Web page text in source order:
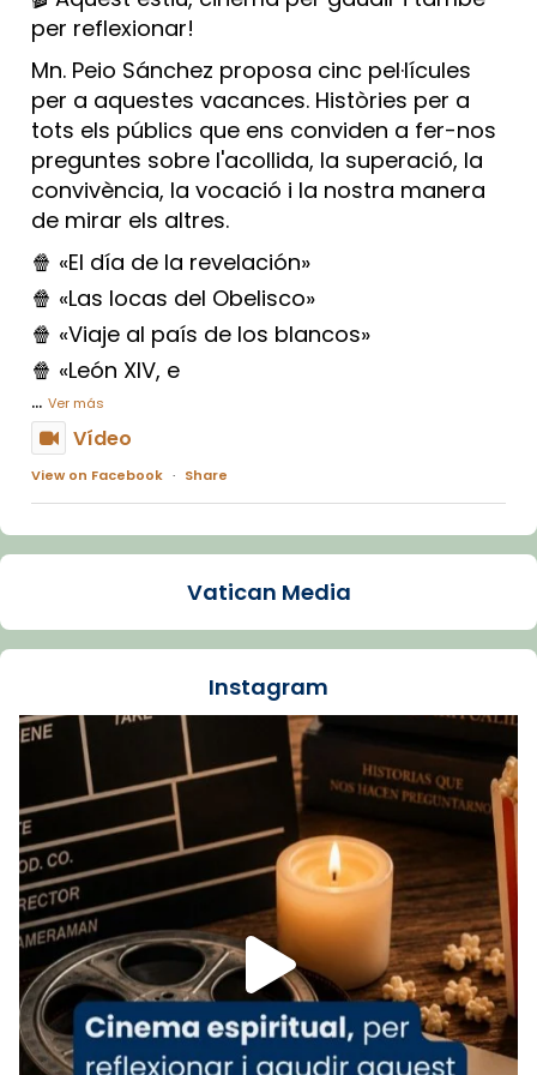
per reflexionar!
Mn. Peio Sánchez proposa cinc pel·lícules
per a aquestes vacances. Històries per a
tots els públics que ens conviden a fer-nos
preguntes sobre l'acollida, la superació, la
convivència, la vocació i la nostra manera
de mirar els altres.
🍿 «El día de la revelación»
🍿 «Las locas del Obelisco»
🍿 «Viaje al país de los blancos»
🍿 «León XIV, e
... Ver más
Vídeo
View on Facebook · Share
Arquebisbat de Barcelona
La Carmina va patir depressió. Fa gairebé
dos mesos, a l'Estadi Lluís Companys, la
Recupera l'entrevista comp
Vatican
tican News 👇
www.vaticannews.va/es/iglesia/news/2026-
07/carmina-historia-depresion-papa-viaje-
espana-testimoni...
Foto
View on Facebook · Share
Arquebisbat de Barcelona
1 week ago
Vatican Media
Instagram